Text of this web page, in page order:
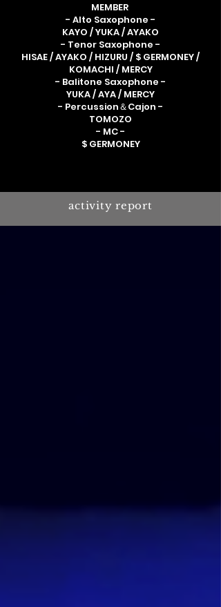
MEMBER
- Alto Saxophone -
KAYO / YUKA / AYAKO
- Tenor Saxophone -
HISAE / AYAKO / HIZURU / $ GERMONEY /
KOMACHI / MERCY
- Balitone Saxophone -
YUKA / AYA / MERCY
- Percussion＆Cajon -
TOMOZO
- MC -
$ GERMONEY
activity report